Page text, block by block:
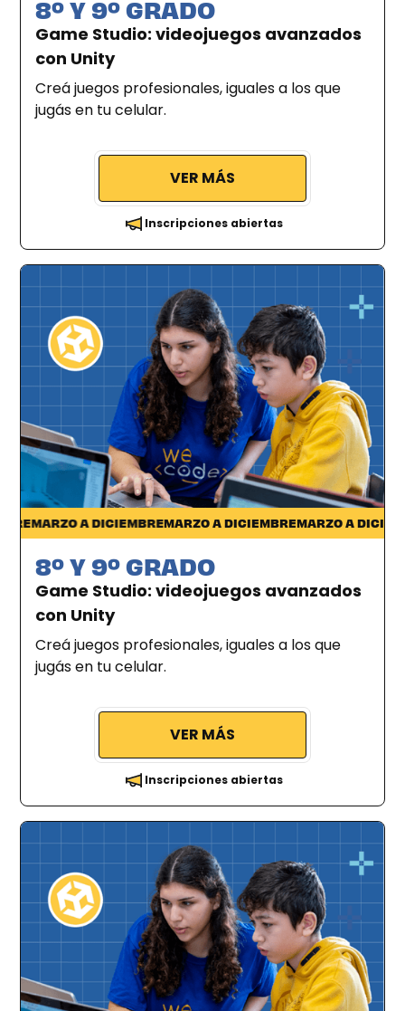
8º Y 9º GRADO
Game Studio: videojuegos avanzados
con Unity
Creá juegos profesionales, iguales a los que
jugás en tu celular.
VER MÁS
Inscripciones abiertas
Ciudad de la Costa
MARZO A DICIEMBREMARZO A DICIEMBREMARZO A
8º Y 9º GRADO
Game Studio: videojuegos avanzados
con Unity
Creá juegos profesionales, iguales a los que
jugás en tu celular.
VER MÁS
Inscripciones abiertas